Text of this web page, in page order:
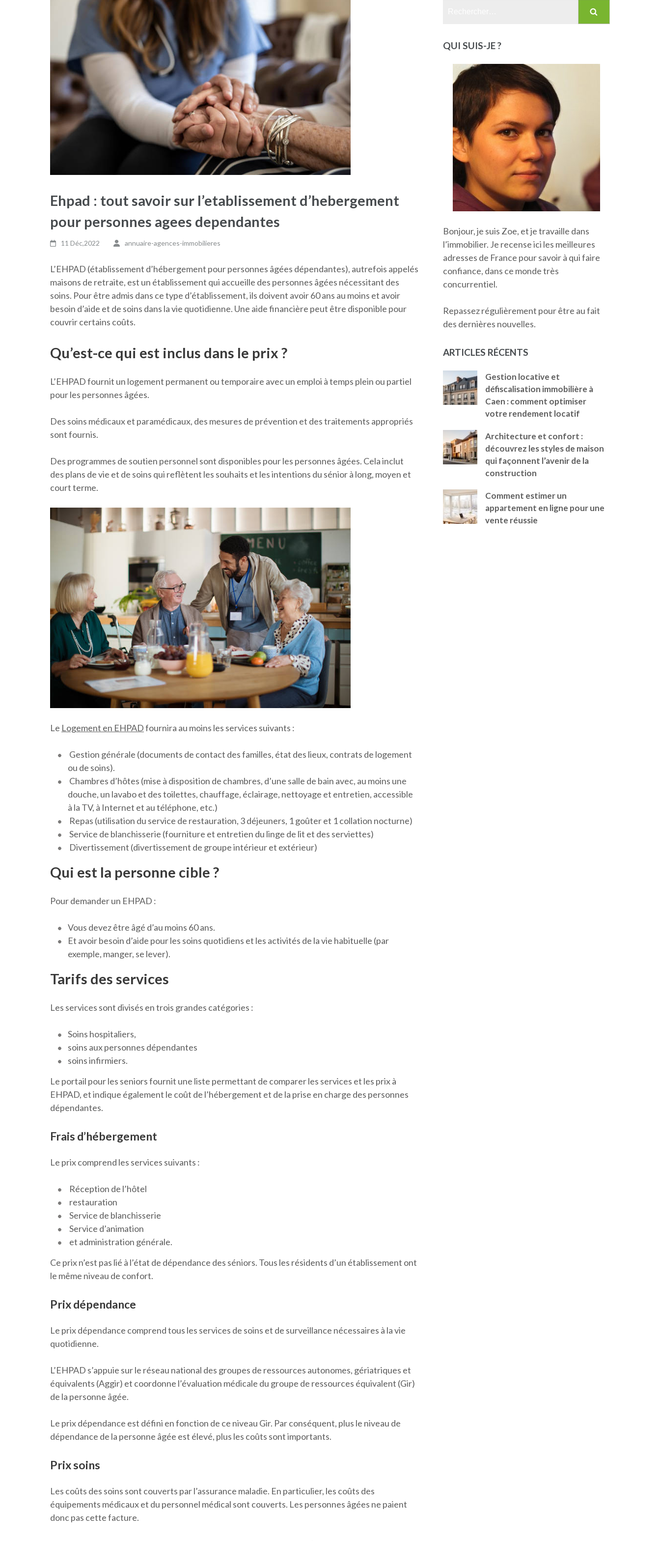
Ehpad : tout savoir sur l’etablissement d’hebergement
pour personnes agees dependantes
11 Déc,2022 annuaire-agences-immobilieres
L’EHPAD (établissement d’hébergement pour personnes âgées dépendantes), autrefois appelés
maisons de retraite, est un établissement qui accueille des personnes âgées nécessitant des
soins. Pour être admis dans ce type d’établissement, ils doivent avoir 60 ans au moins et avoir
besoin d’aide et de soins dans la vie quotidienne. Une aide financière peut être disponible pour
couvrir certains coûts.
Qu’est-ce qui est inclus dans le prix ?
L’EHPAD fournit un logement permanent ou temporaire avec un emploi à temps plein ou partiel
pour les personnes âgées.
Des soins médicaux et paramédicaux, des mesures de prévention et des traitements appropriés
sont fournis.
Des programmes de soutien personnel sont disponibles pour les personnes âgées. Cela inclut
des plans de vie et de soins qui reflètent les souhaits et les intentions du sénior à long, moyen et
court terme.
Le Logement en EHPADfournira au moins les services suivants :
Gestion générale (documents de contact des familles, état des lieux, contrats de logement
ou de soins).
Chambres d’hôtes (mise à disposition de chambres, d’une salle de bain avec, au moins une
douche, un lavabo et des toilettes, chauffage, éclairage, nettoyage et entretien, accessible
à la TV, à Internet et au téléphone, etc.)
Repas (utilisation du service de restauration, 3 déjeuners, 1 goûter et 1 collation nocturne)
Service de blanchisserie (fourniture et entretien du linge de lit et des serviettes)
Divertissement (divertissement de groupe intérieur et extérieur)
Qui est la personne cible ?
Pour demander un EHPAD :
Vous devez être âgé d’au moins 60 ans.
Et avoir besoin d’aide pour les soins quotidiens et les activités de la vie habituelle (par
exemple, manger, se lever).
Tarifs des services
Les services sont divisés en trois grandes catégories :
Soins hospitaliers,
soins aux personnes dépendantes
soins infirmiers.
Le portail pour les seniors fournit une liste permettant de comparer les services et les prix à
EHPAD, et indique également le coût de l’hébergement et de la prise en charge des personnes
dépendantes.
Frais d’hébergement
Le prix comprend les services suivants :
Réception de l’hôtel
restauration
Service de blanchisserie
Service d’animation
et administration générale.
Ce prix n’est pas lié à l’état de dépendance des séniors. Tous les résidents d’un établissement ont
le même niveau de confort.
Prix dépendance
Le prix dépendance comprend tous les services de soins et de surveillance nécessaires à la vie
quotidienne.
L’EHPAD s’appuie sur le réseau national des groupes de ressources autonomes, gériatriques et
équivalents (Aggir) et coordonne l’évaluation médicale du groupe de ressources équivalent (Gir)
de la personne âgée.
Le prix dépendance est défini en fonction de ce niveau Gir. Par conséquent, plus le niveau de
dépendance de la personne âgée est élevé, plus les coûts sont importants.
Prix soins
Les coûts des soins sont couverts par l’assurance maladie. En particulier, les coûts des
équipements médicaux et du personnel médical sont couverts. Les personnes âgées ne paient
donc pas cette facture.
QUI SUIS-JE ?
Bonjour, je suis Zoe, et je travaille dans
l’immobilier. Je recense ici les meilleures
adresses de France pour savoir à qui faire
confiance, dans ce monde très
concurrentiel.
Repassez régulièrement pour être au fait
des dernières nouvelles.
ARTICLES RÉCENTS
Gestion locative et
défiscalisation immobilière à
Caen : comment optimiser
votre rendement locatif
Architecture et confort :
découvrez les styles de maison
qui façonnent l’avenir de la
construction
Comment estimer un
appartement en ligne pour une
vente réussie